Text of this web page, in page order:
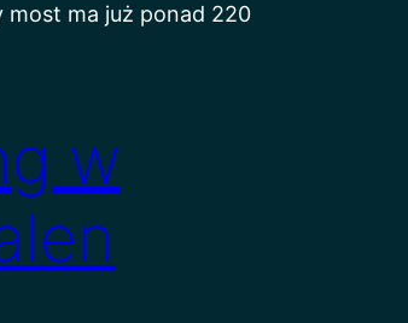
most ma już ponad 220
w